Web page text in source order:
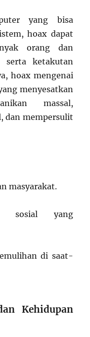
yang bisa
hoax dapat
orang dan
serta ketakutan
hoax mengenai
menyesatkan
massal,
dan mempersulit
masyarakat.
sosial yang
di saat-
Kehidupan